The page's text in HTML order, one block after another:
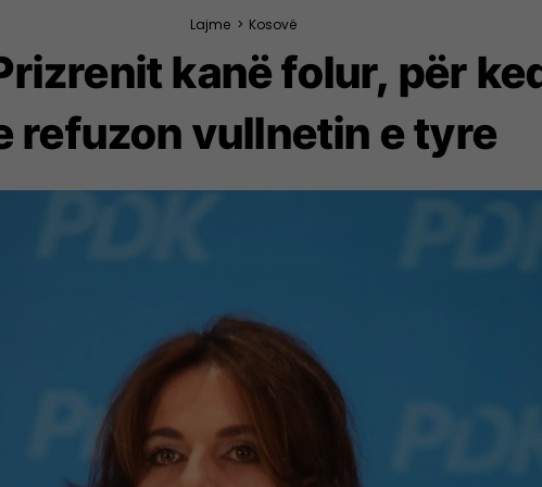
Lajme > Kosovë
kanë folur, për
refuzon vullnetin e tyre